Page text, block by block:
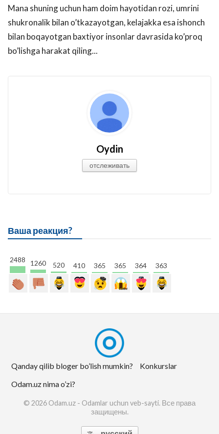
Mana shuning uchun ham doim hayotidan rozi, umrini
shukronalik bilan o’tkazayotgan, kelajakka esa ishonch
bilan boqayotgan baxtiyor insonlar davrasida ko’proq
bo’lishga harakat qiling...
Oydin
отслеживать
Ваша реакция?
2488 1260 520 410 365 365 364 363
Qanday qilib bloger bo’lish mumkin?
Konkurslar
Odam.uz nima o’zi?
© 2026 Odam.uz - Odamlar uchun veb-sayti. Все права
защищены.